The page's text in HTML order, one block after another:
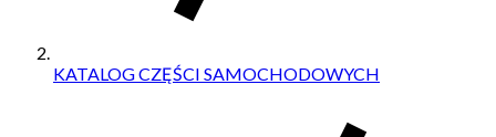
KATALOG CZĘŚCI SAMOCHODOWYCH